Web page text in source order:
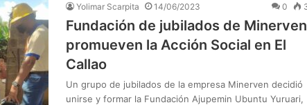
Yolimar Scarpita 14/06/2023 0
Fundación de jubilados de Minerven
promueven la Acción Social en El
Callao
Un grupo de jubilados de la empresa Minerven decidió
unirse y formar la Fundación Ajupemin Ubuntu Yuruari,